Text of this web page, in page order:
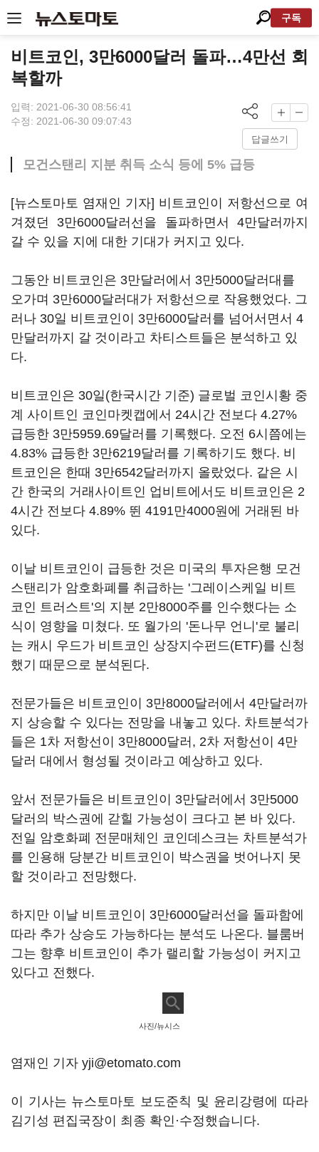
구독
비트코인, 3만6000달러 돌파…4만선 회
복할까
입력: 2021-06-30 08:56:41
수정: 2021-06-30 09:07:43
답글쓰기
모건스탠리 지분 취득 소식 등에 5% 급등
[뉴스토마토 염재인 기자] 비트코인이 저항선으로 여
겨졌던 3만6000달러선을 돌파하면서 4만달러까지
갈 수 있을 지에 대한 기대가 커지고 있다.
그동안 비트코인은 3만달러에서 3만5000달러대를
오가며 3만6000달러대가 저항선으로 작용했었다. 그
러나 30일 비트코인이 3만6000달러를 넘어서면서 4
만달러까지 갈 것이라고 차티스트들은 분석하고 있
다.
비트코인은 30일(한국시간 기준) 글로벌 코인시황 중
계 사이트인 코인마켓캡에서 24시간 전보다 4.27%
급등한 3만5959.69달러를 기록했다. 오전 6시쯤에는
4.83% 급등한 3만6219달러를 기록하기도 했다. 비
트코인은 한때 3만6542달러까지 올랐었다. 같은 시
간 한국의 거래사이트인 업비트에서도 비트코인은 2
4시간 전보다 4.89% 뛴 4191만4000원에 거래된 바
있다.
이날 비트코인이 급등한 것은 미국의 투자은행 모건
스탠리가 암호화폐를 취급하는 '그레이스케일 비트
코인 트러스트'의 지분 2만8000주를 인수했다는 소
식이 영향을 미쳤다. 또 월가의 '돈나무 언니'로 불리
는 캐시 우드가 비트코인 상장지수펀드(ETF)를 신청
했기 때문으로 분석된다.
전문가들은 비트코인이 3만8000달러에서 4만달러까
지 상승할 수 있다는 전망을 내놓고 있다. 차트분석가
들은 1차 저항선이 3만8000달러, 2차 저항선이 4만
달러 대에서 형성될 것이라고 예상하고 있다.
앞서 전문가들은 비트코인이 3만달러에서 3만5000
달러의 박스권에 갇힐 가능성이 크다고 본 바 있다.
전일 암호화폐 전문매체인 코인데스크는 차트분석가
를 인용해 당분간 비트코인이 박스권을 벗어나지 못
할 것이라고 전망했다.
하지만 이날 비트코인이 3만6000달러선을 돌파함에
따라 추가 상승도 가능하다는 분석도 나온다. 블룸버
그는 향후 비트코인이 추가 랠리할 가능성이 커지고
있다고 전했다.
사진/뉴시스
염재인 기자 yji@etomato.com
이 기사는 뉴스토마토 보도준칙 및 윤리강령에 따라
김기성 편집국장이 최종 확인·수정했습니다.